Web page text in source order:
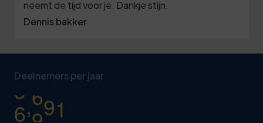
neemt de tijd voor je. Dankje stijn.
Dennis bakker
Deelnemers per jaar
9,000